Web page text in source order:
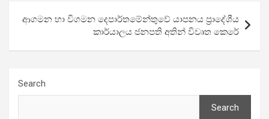
ආගමන හා විගමන දෙපාර්තමේන්තුවේ යාපනය ප්‍රාදේශීය
කාර්යාලය ජනපති අතින් විවෘත කෙරේ
Search
Search